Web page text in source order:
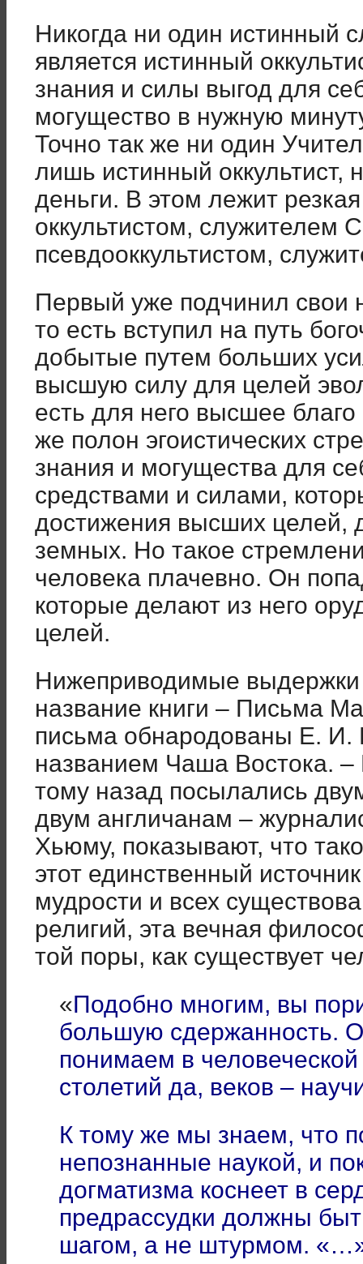
Никогда ни один истинный
является истинный
знания и силы выгод для
могущество в нужную
Точно так же ни один
лишь истинный оккультист,
деньги. В этом лежит
оккультистом, служителем
псевдооккультистом,
Первый уже подчинил
то есть вступил на путь
добытые путем больших
высшую силу для целей
есть для него высшее
же полон эгоистических
знания и могущества для
средствами и силами,
достижения высших целей,
земных. Но такое
человека плачевно. Он
которые делают из него
целей.
Нижеприводимые
название книги – Письма
письма обнародованы Е. И.
названием Чаша Востока.
тому назад посылались
двум англичанам –
Хьюму, показывают, что
этот единственный
мудрости и всех
религий, эта вечная
той поры, как существует
«Подобно многим, вы
большую сдержанность.
понимаем в
столетий да, веков –
К тому же мы знаем, что
непознанные наукой, и
догматизма коснеет в
предрассудки должны
шагом, а не штурмом.